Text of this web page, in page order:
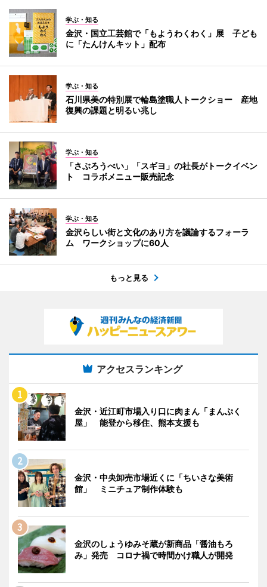
学ぶ・知る
金沢・国立工芸館で「もようわくわく」展 子ども
に「たんけんキット」配布
学ぶ・知る
石川県美の特別展で輪島塗職人トークショー 産地
復興の課題と明るい兆し
学ぶ・知る
「さぶろうべい」「スギヨ」の社長がトークイベン
ト コラボメニュー販売記念
学ぶ・知る
金沢らしい街と文化のあり方を議論するフォーラ
ム ワークショップに60人
もっと見る
アクセスランキング
金沢・近江町市場入り口に肉まん「まんぷく
屋」 能登から移住、熊本支援も
金沢・中央卸売市場近くに「ちいさな美術
館」 ミニチュア制作体験も
金沢のしょうゆみそ蔵が新商品「醤油もろ
み」発売 コロナ禍で時間かけ職人が開発